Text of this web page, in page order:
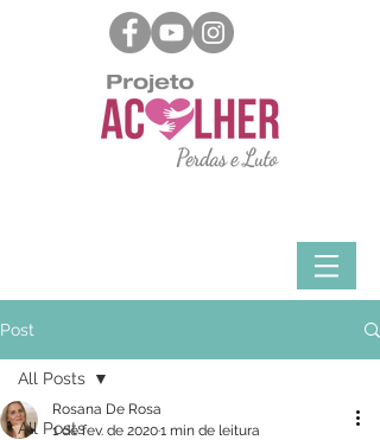
Post
All Posts
All Posts
Rosana De Rosa
1 de fev. de 20201 min de leitura